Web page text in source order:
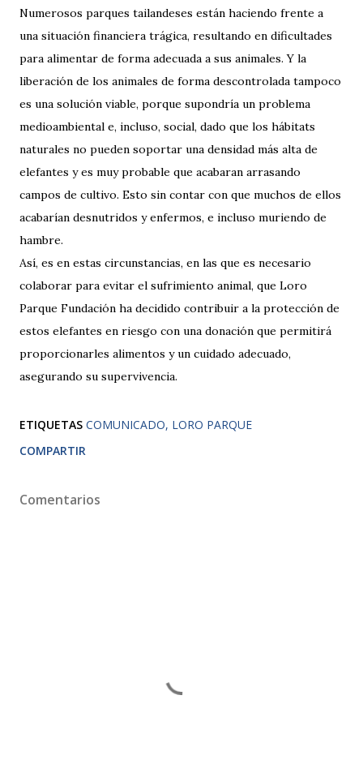
Numerosos parques tailandeses están haciendo frente a
una situación financiera trágica, resultando en dificultades
para alimentar de forma adecuada a sus animales. Y la
liberación de los animales de forma descontrolada tampoco
es una solución viable, porque supondría un problema
medioambiental e, incluso, social, dado que los hábitats
naturales no pueden soportar una densidad más alta de
elefantes y es muy probable que acabaran arrasando
campos de cultivo. Esto sin contar con que muchos de ellos
acabarían desnutridos y enfermos, e incluso muriendo de
hambre.
Así, es en estas circunstancias, en las que es necesario
colaborar para evitar el sufrimiento animal, que Loro
Parque Fundación ha decidido contribuir a la protección de
estos elefantes en riesgo con una donación que permitirá
proporcionarles alimentos y un cuidado adecuado,
asegurando su supervivencia.
ETIQUETAS COMUNICADO LORO PARQUE
COMPARTIR
Comentarios